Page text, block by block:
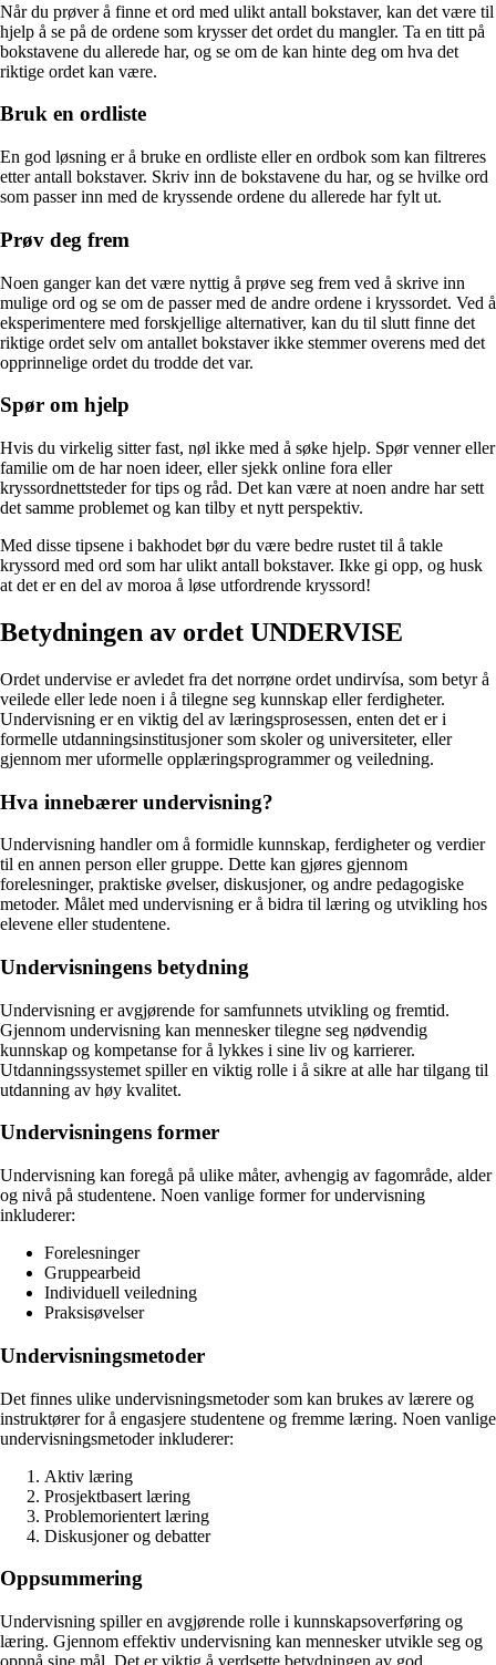
Når du prøver å finne et ord med ulikt antall bokstaver, kan det være til
hjelp å se på de ordene som krysser det ordet du mangler. Ta en titt på
bokstavene du allerede har, og se om de kan hinte deg om hva det
riktige ordet kan være.
Bruk en ordliste
En god løsning er å bruke en ordliste eller en ordbok som kan filtreres
etter antall bokstaver. Skriv inn de bokstavene du har, og se hvilke ord
som passer inn med de kryssende ordene du allerede har fylt ut.
Prøv deg frem
Noen ganger kan det være nyttig å prøve seg frem ved å skrive inn
mulige ord og se om de passer med de andre ordene i kryssordet. Ved å
eksperimentere med forskjellige alternativer, kan du til slutt finne det
riktige ordet selv om antallet bokstaver ikke stemmer overens med det
opprinnelige ordet du trodde det var.
Spør om hjelp
Hvis du virkelig sitter fast, nøl ikke med å søke hjelp. Spør venner eller
familie om de har noen ideer, eller sjekk online fora eller
kryssordnettsteder for tips og råd. Det kan være at noen andre har sett
det samme problemet og kan tilby et nytt perspektiv.
Med disse tipsene i bakhodet bør du være bedre rustet til å takle
kryssord med ord som har ulikt antall bokstaver. Ikke gi opp, og husk
at det er en del av moroa å løse utfordrende kryssord!
Betydningen av ordet UNDERVISE
Ordet undervise er avledet fra det norrøne ordet undirvísa, som betyr å
veilede eller lede noen i å tilegne seg kunnskap eller ferdigheter.
Undervisning er en viktig del av læringsprosessen, enten det er i
formelle utdanningsinstitusjoner som skoler og universiteter, eller
gjennom mer uformelle opplæringsprogrammer og veiledning.
Hva innebærer undervisning?
Undervisning handler om å formidle kunnskap, ferdigheter og verdier
til en annen person eller gruppe. Dette kan gjøres gjennom
forelesninger, praktiske øvelser, diskusjoner, og andre pedagogiske
metoder. Målet med undervisning er å bidra til læring og utvikling hos
elevene eller studentene.
Undervisningens betydning
Undervisning er avgjørende for samfunnets utvikling og fremtid.
Gjennom undervisning kan mennesker tilegne seg nødvendig
kunnskap og kompetanse for å lykkes i sine liv og karrierer.
Utdanningssystemet spiller en viktig rolle i å sikre at alle har tilgang til
utdanning av høy kvalitet.
Undervisningens former
Undervisning kan foregå på ulike måter, avhengig av fagområde, alder
og nivå på studentene. Noen vanlige former for undervisning
inkluderer:
Forelesninger
Gruppearbeid
Individuell veiledning
Praksisøvelser
Undervisningsmetoder
Det finnes ulike undervisningsmetoder som kan brukes av lærere og
instruktører for å engasjere studentene og fremme læring. Noen vanlige
undervisningsmetoder inkluderer:
Aktiv læring
Prosjektbasert læring
Problemorientert læring
Diskusjoner og debatter
Oppsummering
Undervisning spiller en avgjørende rolle i kunnskapsoverføring og
læring. Gjennom effektiv undervisning kan mennesker utvikle seg og
oppnå sine mål. Det er viktig å verdsette betydningen av god